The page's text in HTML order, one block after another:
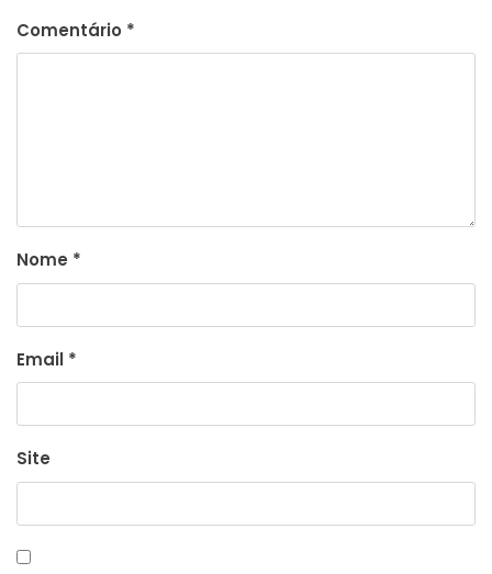
Comentário *
Nome *
Email *
Site